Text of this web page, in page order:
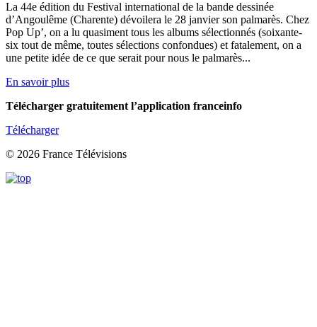
La 44e édition du Festival international de la bande dessinée
d’Angoulême (Charente) dévoilera le 28 janvier son palmarès. Chez
Pop Up’, on a lu quasiment tous les albums sélectionnés (soixante-
six tout de même, toutes sélections confondues) et fatalement, on a
une petite idée de ce que serait pour nous le palmarès...
En savoir plus
Télécharger gratuitement l’application franceinfo
Télécharger
© 2026 France Télévisions